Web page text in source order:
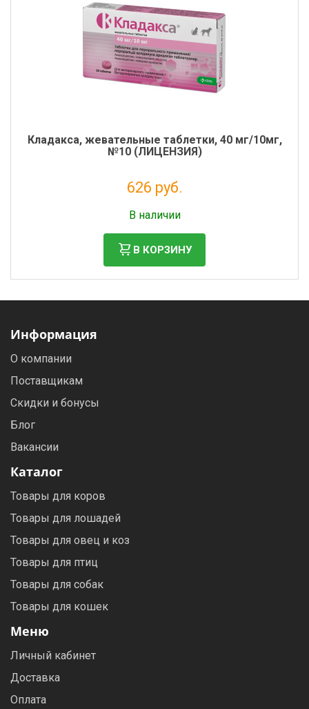
Кладакса, жевательные таблетки, 40 мг/10мг,
№10 (ЛИЦЕНЗИЯ)
626 руб.
В наличии
В КОРЗИНУ
Информация
О компании
Поставщикам
Скидки и бонусы
Блог
Вакансии
Каталог
Товары для коров
Товары для лошадей
Товары для овец и коз
Товары для птиц
Товары для собак
Товары для кошек
Меню
Личный кабинет
Доставка
Оплата